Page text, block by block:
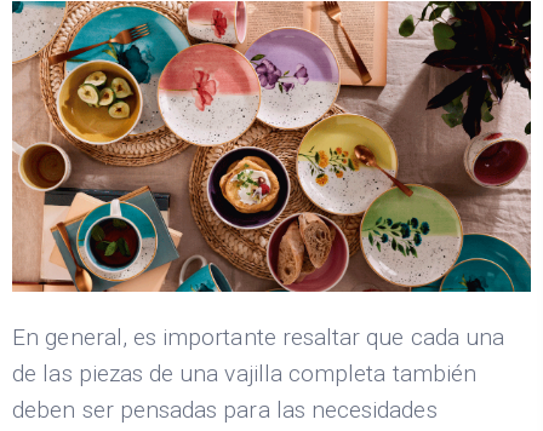
En general, es importante resaltar que cada una
de las piezas de una vajilla completa también
deben ser pensadas para las necesidades